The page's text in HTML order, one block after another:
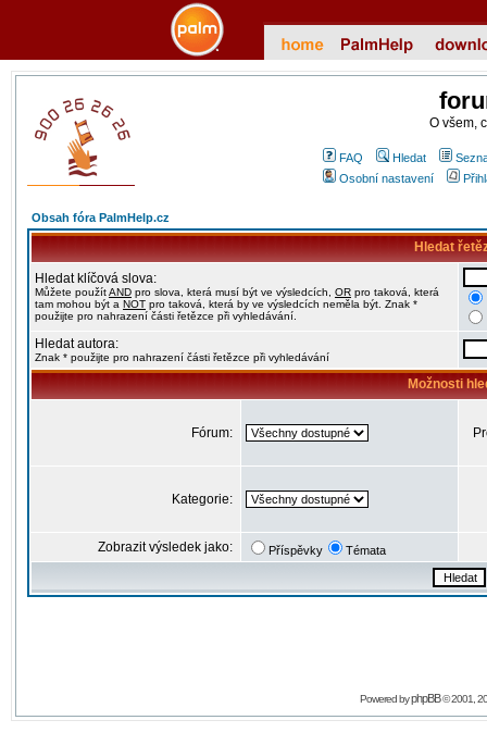
O všem,
FAQ Hledat
Osobní nastavení
Obsah fóra PalmHelp.cz
Hledat
Hledat klíčová slova:
Můžete použítAND pro slova, která musí být ve výsledcích, OR pro taková, která
tam mohou být a NOT pro taková, která by ve výsledcích neměla být. Znak *
použijte pro nahrazení části řetězce při vyhledávání.
Hledat autora:
Znak * použijte pro nahrazení části řetězce při vyhledávání
Možnosti
Fórum:
Kategorie:
Zobrazit výsledek jako: Příspěvky Témata
Powered byphpBB© 2001,